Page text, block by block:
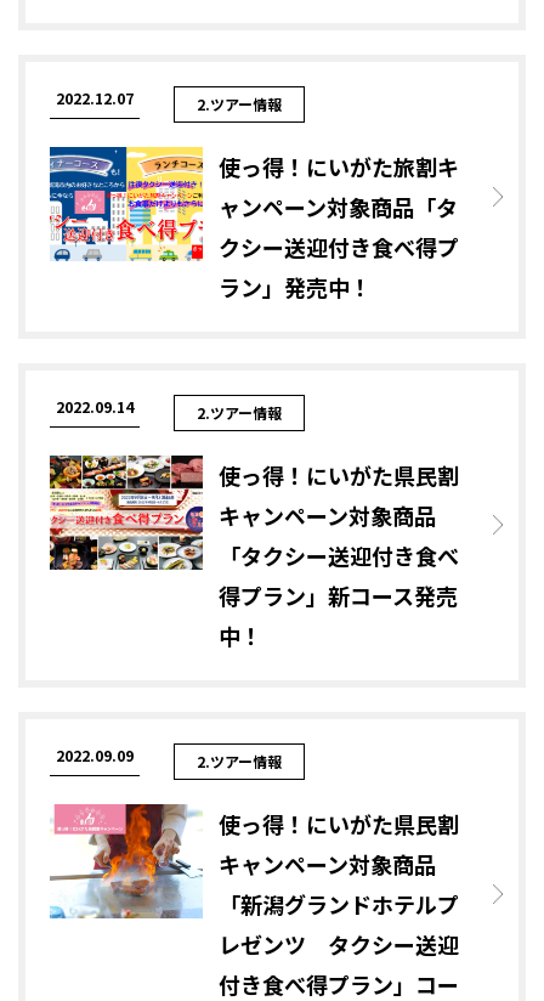
2022.12.07 2.ツアー情報
使っ得！にいがた旅割キ
ャンペーン対象商品「タ
クシー送迎付き食べ得プ
ラン」発売中！
2022.09.14 2.ツアー情報
使っ得！にいがた県民割
キャンペーン対象商品
「タクシー送迎付き食べ
得プラン」新コース発売
中！
2022.09.09 2.ツアー情報
使っ得！にいがた県民割
キャンペーン対象商品
「新潟グランドホテルプ
レゼンツ タクシー送迎
付き食べ得プラン」コー